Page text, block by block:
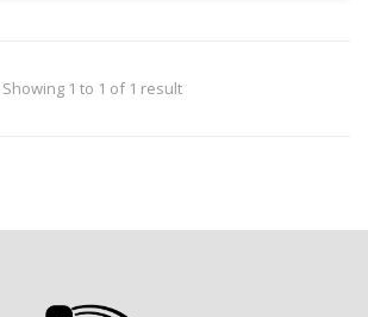
Showing 1 to 1 of 1 result